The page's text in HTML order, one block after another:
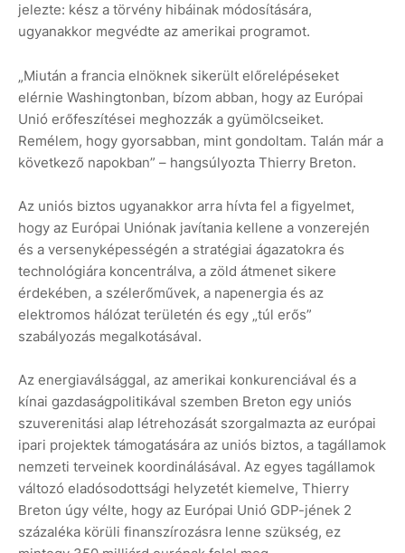
jelezte: kész a törvény hibáinak módosítására,
ugyanakkor megvédte az amerikai programot.
„Miután a francia elnöknek sikerült előrelépéseket
elérnie Washingtonban, bízom abban, hogy az Európai
Unió erőfeszítései meghozzák a gyümölcseiket.
Remélem, hogy gyorsabban, mint gondoltam. Talán már a
következő napokban” – hangsúlyozta Thierry Breton.
Az uniós biztos ugyanakkor arra hívta fel a figyelmet,
hogy az Európai Uniónak javítania kellene a vonzerején
és a versenyképességén a stratégiai ágazatokra és
technológiára koncentrálva, a zöld átmenet sikere
érdekében, a szélerőművek, a napenergia és az
elektromos hálózat területén és egy „túl erős”
szabályozás megalkotásával.
Az energiaválsággal, az amerikai konkurenciával és a
kínai gazdaságpolitikával szemben Breton egy uniós
szuverenitási alap létrehozását szorgalmazta az európai
ipari projektek támogatására az uniós biztos, a tagállamok
nemzeti terveinek koordinálásával. Az egyes tagállamok
változó eladósodottsági helyzetét kiemelve, Thierry
Breton úgy vélte, hogy az Európai Unió GDP-jének 2
százaléka körüli finanszírozásra lenne szükség, ez